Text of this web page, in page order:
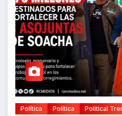
Política Política Political